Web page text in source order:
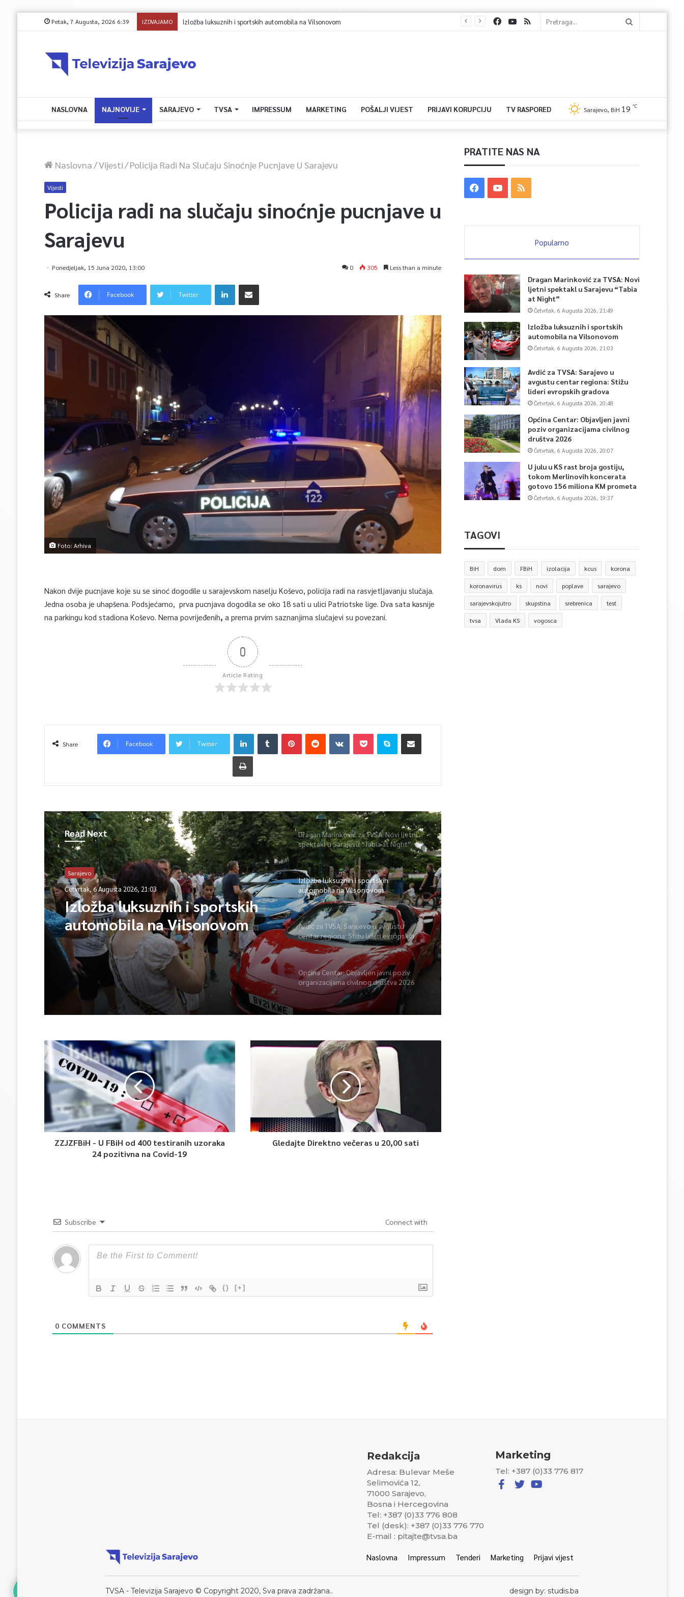
Petak, 7 Augusta, 2026 6:39 IZDVAJAMO Avdić za TVSA: Sarajevo u avgustu centar regiona: Stižu lideri evropskih gradova
NASLOVNA NAJNOVIJE SARAJEVO TVSA IMPRESSUM MARKETING POŠALJI VIJEST PRIJAVI KORUPCIJU TV RASPORED Sarajevo, BiH 19 ℃
Naslovna/Vijesti/Policija Radi Na Slučaju Sinoćnje Pucnjave U Sarajevu
Vijesti
Policija radi na slučaju sinoćnje pucnjave u
Sarajevu
Ponedjeljak, 15 Juna 2020, 13:00 0 305 Less than a minute
Share Facebook Twitter
Foto: Arhiva
Nakon dvije pucnjave koje su se sinoć dogodile u sarajevskom naselju Koševo, policija radi na rasvjetljavanju slučaja.
Jedna osoba je uhapšena. Podsjećamo, prva pucnjava dogodila se oko 18 sati u ulici Patriotske lige. Dva sata kasnije
na parkingu kod stadiona Koševo. Nema povrijeđenih, a prema prvim saznanjima slučajevi su povezani.
0
Article Rating
Share Facebook Twitter
Read Next
Sarajevo
Četvrtak, 6 Augusta 2026, 21:03
Izložba luksuznih i sportskih
automobila na Vilsonovom
Dragan Marinković za TVSA: Novi ljetni
spektakl u Sarajevu “Tabia at Night”
Izložba luksuznih i sportskih
automobila na Vilsonovom
Avdić za TVSA: Sarajevo u avgustu
centar regiona: Stižu lideri evropskih
gradova
Općina Centar: Objavljen javni poziv
organizacijama civilnog društva 2026
ZZJZFBiH - U FBiH od 400 testiranih uzoraka
24 pozitivna na Covid-19
Gledajte Direktno večeras u 20,00 sati
Subscribe Connect with
{} [+]
0 COMMENTS
PRATITE NAS NA
Popularno
Dragan Marinković za TVSA: Novi
ljetni spektakl u Sarajevu “Tabia
at Night”
Četvrtak, 6 Augusta 2026, 21:49
Izložba luksuznih i sportskih
automobila na Vilsonovom
Četvrtak, 6 Augusta 2026, 21:03
Avdić za TVSA: Sarajevo u
avgustu centar regiona: Stižu
lideri evropskih gradova
Četvrtak, 6 Augusta 2026, 20:48
Općina Centar: Objavljen javni
poziv organizacijama civilnog
društva 2026
Četvrtak, 6 Augusta 2026, 20:07
U julu u KS rast broja gostiju,
tokom Merlinovih koncerata
gotovo 156 miliona KM prometa
Četvrtak, 6 Augusta 2026, 19:37
TAGOVI
BiH dom FBiH izolacija kcus korona
koronavirus ks novi poplave sarajevo
sarajevskojutro skupstina srebrenica test
tvsa Vlada KS vogosca
Redakcija
Adresa: Bulevar Meše
Selimovića 12,
71000 Sarajevo,
Bosna i Hercegovina
Tel: +387 (0)33 776 808
Tel (desk): +387 (0)33 776 770
E-mail : pitajte@tvsa.ba
Marketing
Tel: +387 (0)33 776 817
Naslovna Impressum Tenderi Marketing Prijavi vijest
TVSA - Televizija Sarajevo © Copyright 2020, Sva prava zadržana.. design by: studis.ba